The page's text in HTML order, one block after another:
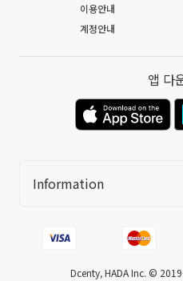
이용안내
계정안내
앱 다
Information
Dcenty, HADA Inc. ©️